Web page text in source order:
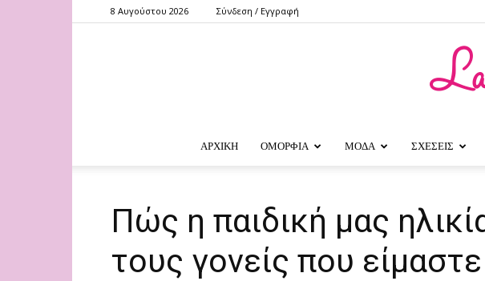
8 Αυγούστου 2026 Σύνδεση / Εγγραφή
ΑΡΧΙΚΗ ΟΜΟΡΦΙΑ ΜΟΔΑ ΣΧΕΣΕΙΣ
Πώς η παιδική μας
τους γονείς που